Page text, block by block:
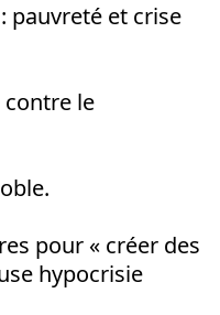
pauvreté et crise
contre le
pour « créer des
hypocrisie